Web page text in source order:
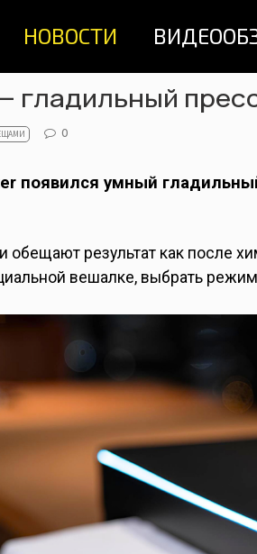
НОВОСТИ
гладильный
0
появился умный
обещают результат как после
вешалке, выбрать